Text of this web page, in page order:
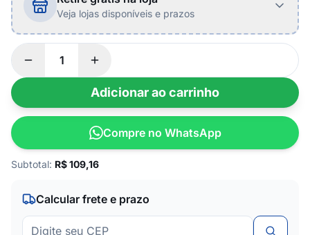
Veja lojas disponíveis e prazos
Adicionar ao carrinho
Compre no WhatsApp
Subtotal: R$109,16
Calcular frete e prazo